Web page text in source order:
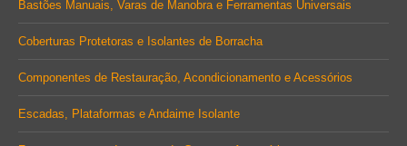
windowwindowwindow
Bastões Manuais, Varas de Manobra e Ferramentas Universais
Coberturas Protetoras e Isolantes de Borracha
Componentes de Restauração, Acondicionamento e Acessórios
Escadas, Plataformas e Andaime Isolante